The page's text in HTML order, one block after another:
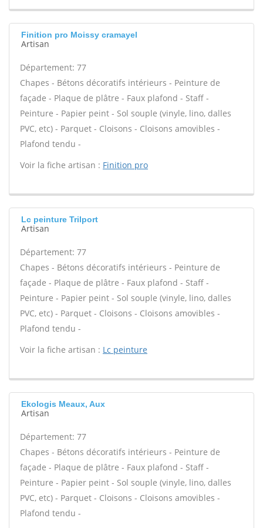
Finition pro Moissy cramayel
Artisan
Département: 77
Chapes - Bétons décoratifs intérieurs - Peinture de
façade - Plaque de plâtre - Faux plafond - Staff -
Peinture - Papier peint - Sol souple (vinyle, lino, dalles
PVC, etc) - Parquet - Cloisons - Cloisons amovibles -
Plafond tendu -
Voir la fiche artisan : Finition pro
Lc peinture Trilport
Artisan
Département: 77
Chapes - Bétons décoratifs intérieurs - Peinture de
façade - Plaque de plâtre - Faux plafond - Staff -
Peinture - Papier peint - Sol souple (vinyle, lino, dalles
PVC, etc) - Parquet - Cloisons - Cloisons amovibles -
Plafond tendu -
Voir la fiche artisan : Lc peinture
Ekologis Meaux, Aux
Artisan
Département: 77
Chapes - Bétons décoratifs intérieurs - Peinture de
façade - Plaque de plâtre - Faux plafond - Staff -
Peinture - Papier peint - Sol souple (vinyle, lino, dalles
PVC, etc) - Parquet - Cloisons - Cloisons amovibles -
Plafond tendu -